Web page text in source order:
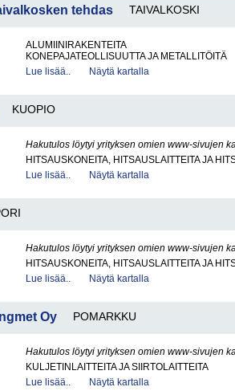
tehdas TAIVALKOSKI
ALUMIINIRAKENTEITA
KONEPAJATEOLLISUUTTA JA METALLITÖITÄ
Lue lisää..
Näytä kartalla
KUOPIO
Hakutulos löytyi yrityksen omien www-sivujen
HITSAUSKONEITA, HITSAUSLAITTEITA JA
Lue lisää..
Näytä kartalla
Hakutulos löytyi yrityksen omien www-sivujen
HITSAUSKONEITA, HITSAUSLAITTEITA JA
Lue lisää..
Näytä kartalla
Oy POMARKKU
Hakutulos löytyi yrityksen omien www-sivujen
KULJETINLAITTEITA JA SIIRTOLAITTEITA
Lue lisää..
Näytä kartalla